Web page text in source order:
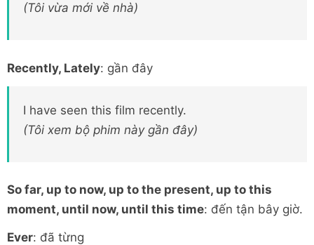
(Tôi vừa mới về nhà)
Recently, Lately: gần đây
I have seen this film recently.
(Tôi xem bộ phim này gần đây)
So far, up to now, up to the present, up to this
moment, until now, until this time: đến tận bây giờ.
Ever: đã từng